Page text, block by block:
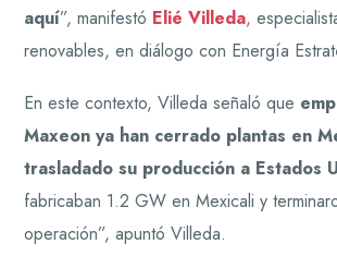
aquí”, manifestó Elié Villeda,
renovables, en diálogo con Energía
En este contexto, Villeda señaló que
Maxeon ya han cerrado plantas en
trasladado su producción a Estados
fabricaban 1.2 GW en Mexicali y
operación”, apuntó Villeda.